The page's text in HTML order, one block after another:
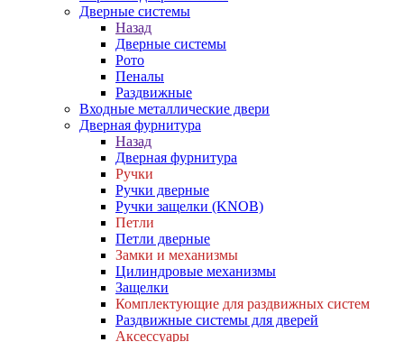
Дверные системы
Назад
Дверные системы
Рото
Пеналы
Раздвижные
Входные металлические двери
Дверная фурнитура
Назад
Дверная фурнитура
Ручки
Ручки дверные
Ручки защелки (KNOB)
Петли
Петли дверные
Замки и механизмы
Цилиндровые механизмы
Защелки
Комплектующие для раздвижных систем
Раздвижные системы для дверей
Аксессуары